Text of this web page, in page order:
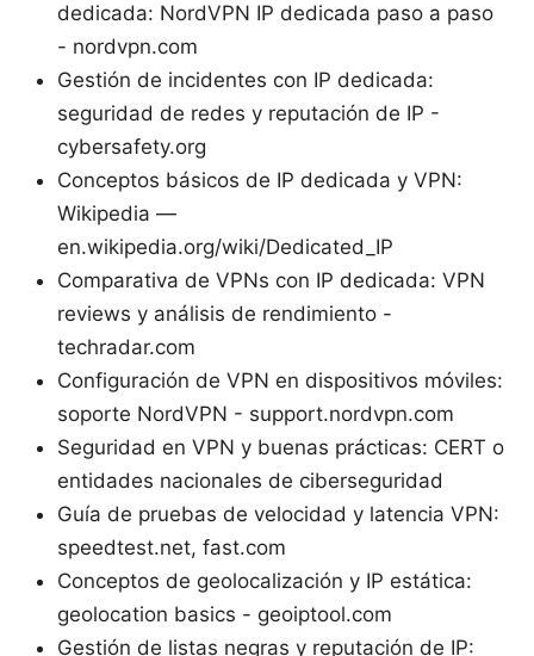
dedicada: NordVPN IP dedicada paso a paso
- nordvpn.com
Gestión de incidentes con IP dedicada:
seguridad de redes y reputación de IP -
cybersafety.org
Conceptos básicos de IP dedicada y VPN:
Wikipedia —
en.wikipedia.org/wiki/Dedicated_IP
Comparativa de VPNs con IP dedicada: VPN
reviews y análisis de rendimiento -
techradar.com
Configuración de VPN en dispositivos móviles:
soporte NordVPN - support.nordvpn.com
Seguridad en VPN y buenas prácticas: CERT o
entidades nacionales de ciberseguridad
Guía de pruebas de velocidad y latencia VPN:
speedtest.net, fast.com
Conceptos de geolocalización y IP estática:
geolocation basics - geoiptool.com
Gestión de listas negras y reputación de IP: